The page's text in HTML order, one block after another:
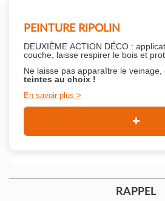
PEINTURE RIPOLIN
DEUXIÈME ACTION DÉCO :
couche, laisse respirer le bois et
Ne laisse pas apparaître le veinage,
teintes au choix !
En savoir plus
RAPPEL